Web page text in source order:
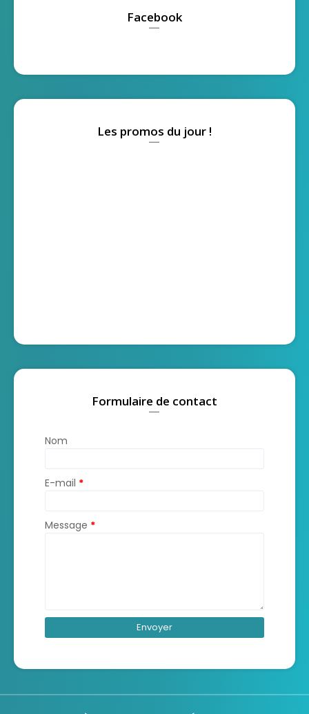
Facebook
Les promos du jour !
Formulaire de contact
Nom
E-mail *
Message *